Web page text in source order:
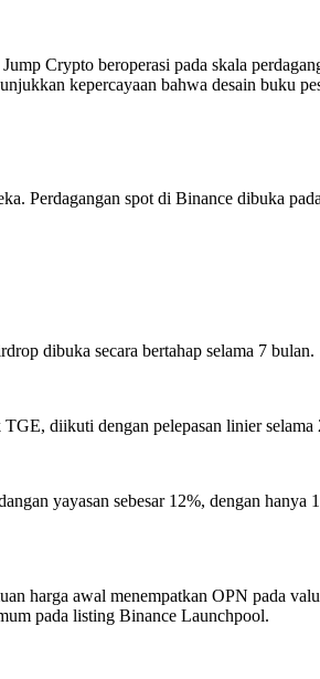
Crypto beroperasi pada skala
kepercayaan bahwa desain buku
Perdagangan spot di Binance dibuka
dibuka secara bertahap selama 7 bulan.
diikuti dengan pelepasan linier selama
yayasan sebesar 12%, dengan hanya
harga awal menempatkan OPN pada
pada listing Binance Launchpool.